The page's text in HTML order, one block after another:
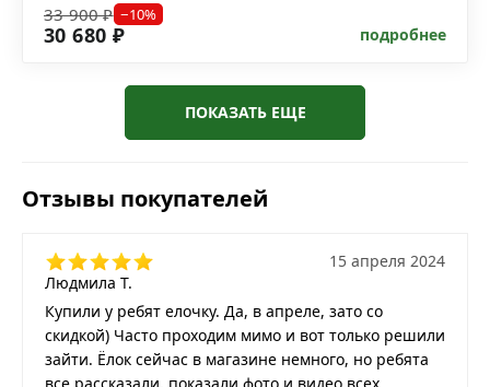
33 900 ₽ −10%
30 680 ₽ подробнее
ПОКАЗАТЬ ЕЩЕ
Отзывы покупателей
Людмила Т.
15 апреля 2024
Купили у ребят елочку. Да, в апреле, зато со
скидкой) Часто проходим мимо и вот только решили
зайти. Ёлок сейчас в магазине немного, но ребята